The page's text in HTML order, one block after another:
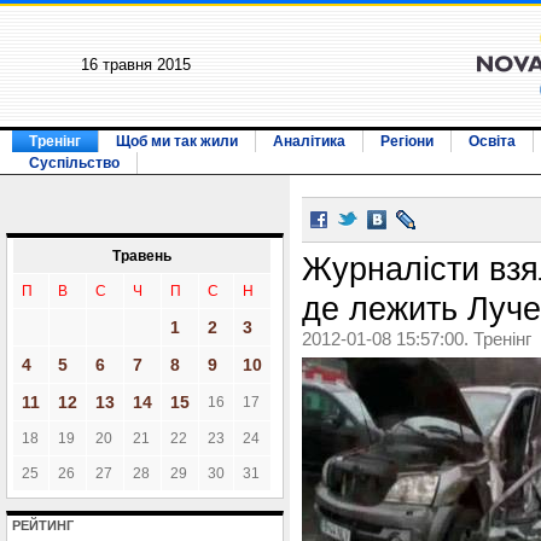
16 травня 2015
Тренінг Щоб ми так жили Аналітика Регіони
Освіта
Суспільство
Травень
П В С Ч П С Н
1 2
3
4
5 6 7 8 9
10
11
12 13 14 15 16 17
18 19 20 21 22 23 24
25 26 27 28 29 30 31
РЕЙТИНГ
Журналісти
де лежить
2012-01-08 15:57:00. Тренінг